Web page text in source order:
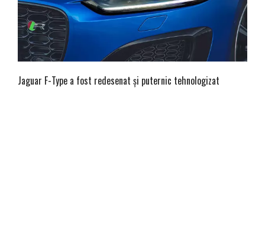
Jaguar F-Type a fost redesenat și puternic tehnologizat